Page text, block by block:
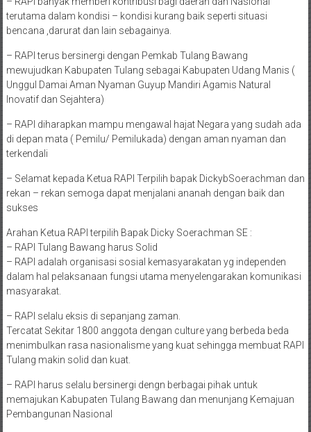
terutama dalam kondisi – kondisi kurang baik seperti situasi
bencana ,darurat dan lain sebagainya.
– RAPI terus bersinergi dengan Pemkab Tulang Bawang
mewujudkan Kabupaten Tulang sebagai Kabupaten Udang Manis (
Unggul Damai Aman Nyaman Guyup Mandiri Agamis Natural
Inovatif dan Sejahtera)
– RAPI diharapkan mampu mengawal hajat Negara yang sudah ada
di depan mata ( Pemilu/ Pemilukada) dengan aman nyaman dan
terkendali
– Selamat kepada Ketua RAPI Terpilih bapak DickybSoerachman dan
rekan – rekan semoga dapat menjalani ananah dengan baik dan
sukses
Arahan Ketua RAPI terpilih Bapak Dicky Soerachman SE :
– RAPI Tulang Bawang harus Solid
– RAPI adalah organisasi sosial kemasyarakatan yg independen
dalam hal pelaksanaan fungsi utama menyelengarakan komunikasi
masyarakat.
– RAPI selalu eksis di sepanjang zaman.
Tercatat Sekitar 1800 anggota dengan culture yang berbeda beda
menimbulkan rasa nasionalisme yang kuat sehingga membuat RAPI
Tulang makin solid dan kuat.
– RAPI harus selalu bersinergi dengn berbagai pihak untuk
memajukan Kabupaten Tulang Bawang dan menunjang Kemajuan
Pembangunan Nasional